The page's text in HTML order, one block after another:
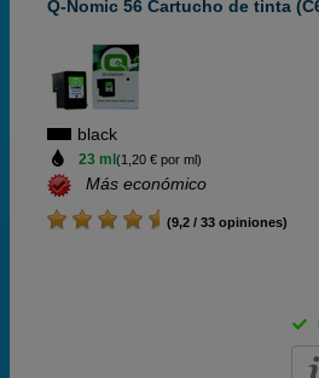
Q-Nomic 56 Cartucho de tinta
black
23 ml (1,20 € por ml)
Más económico
(9,2 / 33 opiniones)